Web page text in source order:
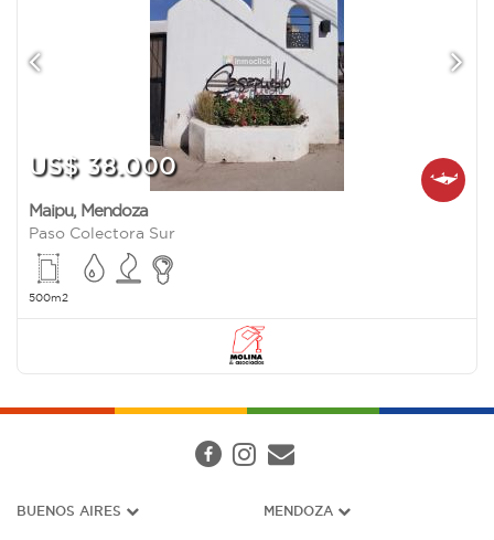
US$ 38.000
Maipu, Mendoza
Paso Colectora Sur
500m2
BUENOS AIRES MENDOZA